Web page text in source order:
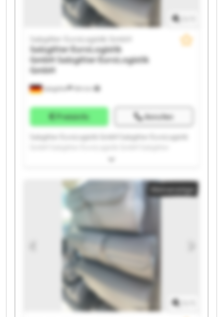
Salzgitter
Salzgitter EuroLogistik GmbH
Salzgitter EuroLogistik
GmbH Salzgitter EuroLogistik
GmbH
Preisinfo Anrufen
Salzgitter EuroLogistik GmbH Salzgitter EuroLogistik
EuroLogistik GmbH Salzgitter EuroLogistik GmbH
GmbH Salzgitter EuroLogistik GmbH Salzgitter
EuroLogistik GmbH Salzgitter EuroLogistik GmbH
Salzgitter EuroLogistik GmbH Salzgitter EuroLogistik
GmbH Salzgitter EuroLogistik GmbH Salzgitter
EuroLogistik GmbH Salzgitter EuroLogistik GmbH
Salzgitter EuroLogistik GmbH Salzgitter EuroLogistik
GmbH Salzgitter EuroLogistik GmbH Salzgitter
EuroLogistik GmbH Salzgitter EuroLogistik GmbH
Kleinanzeige